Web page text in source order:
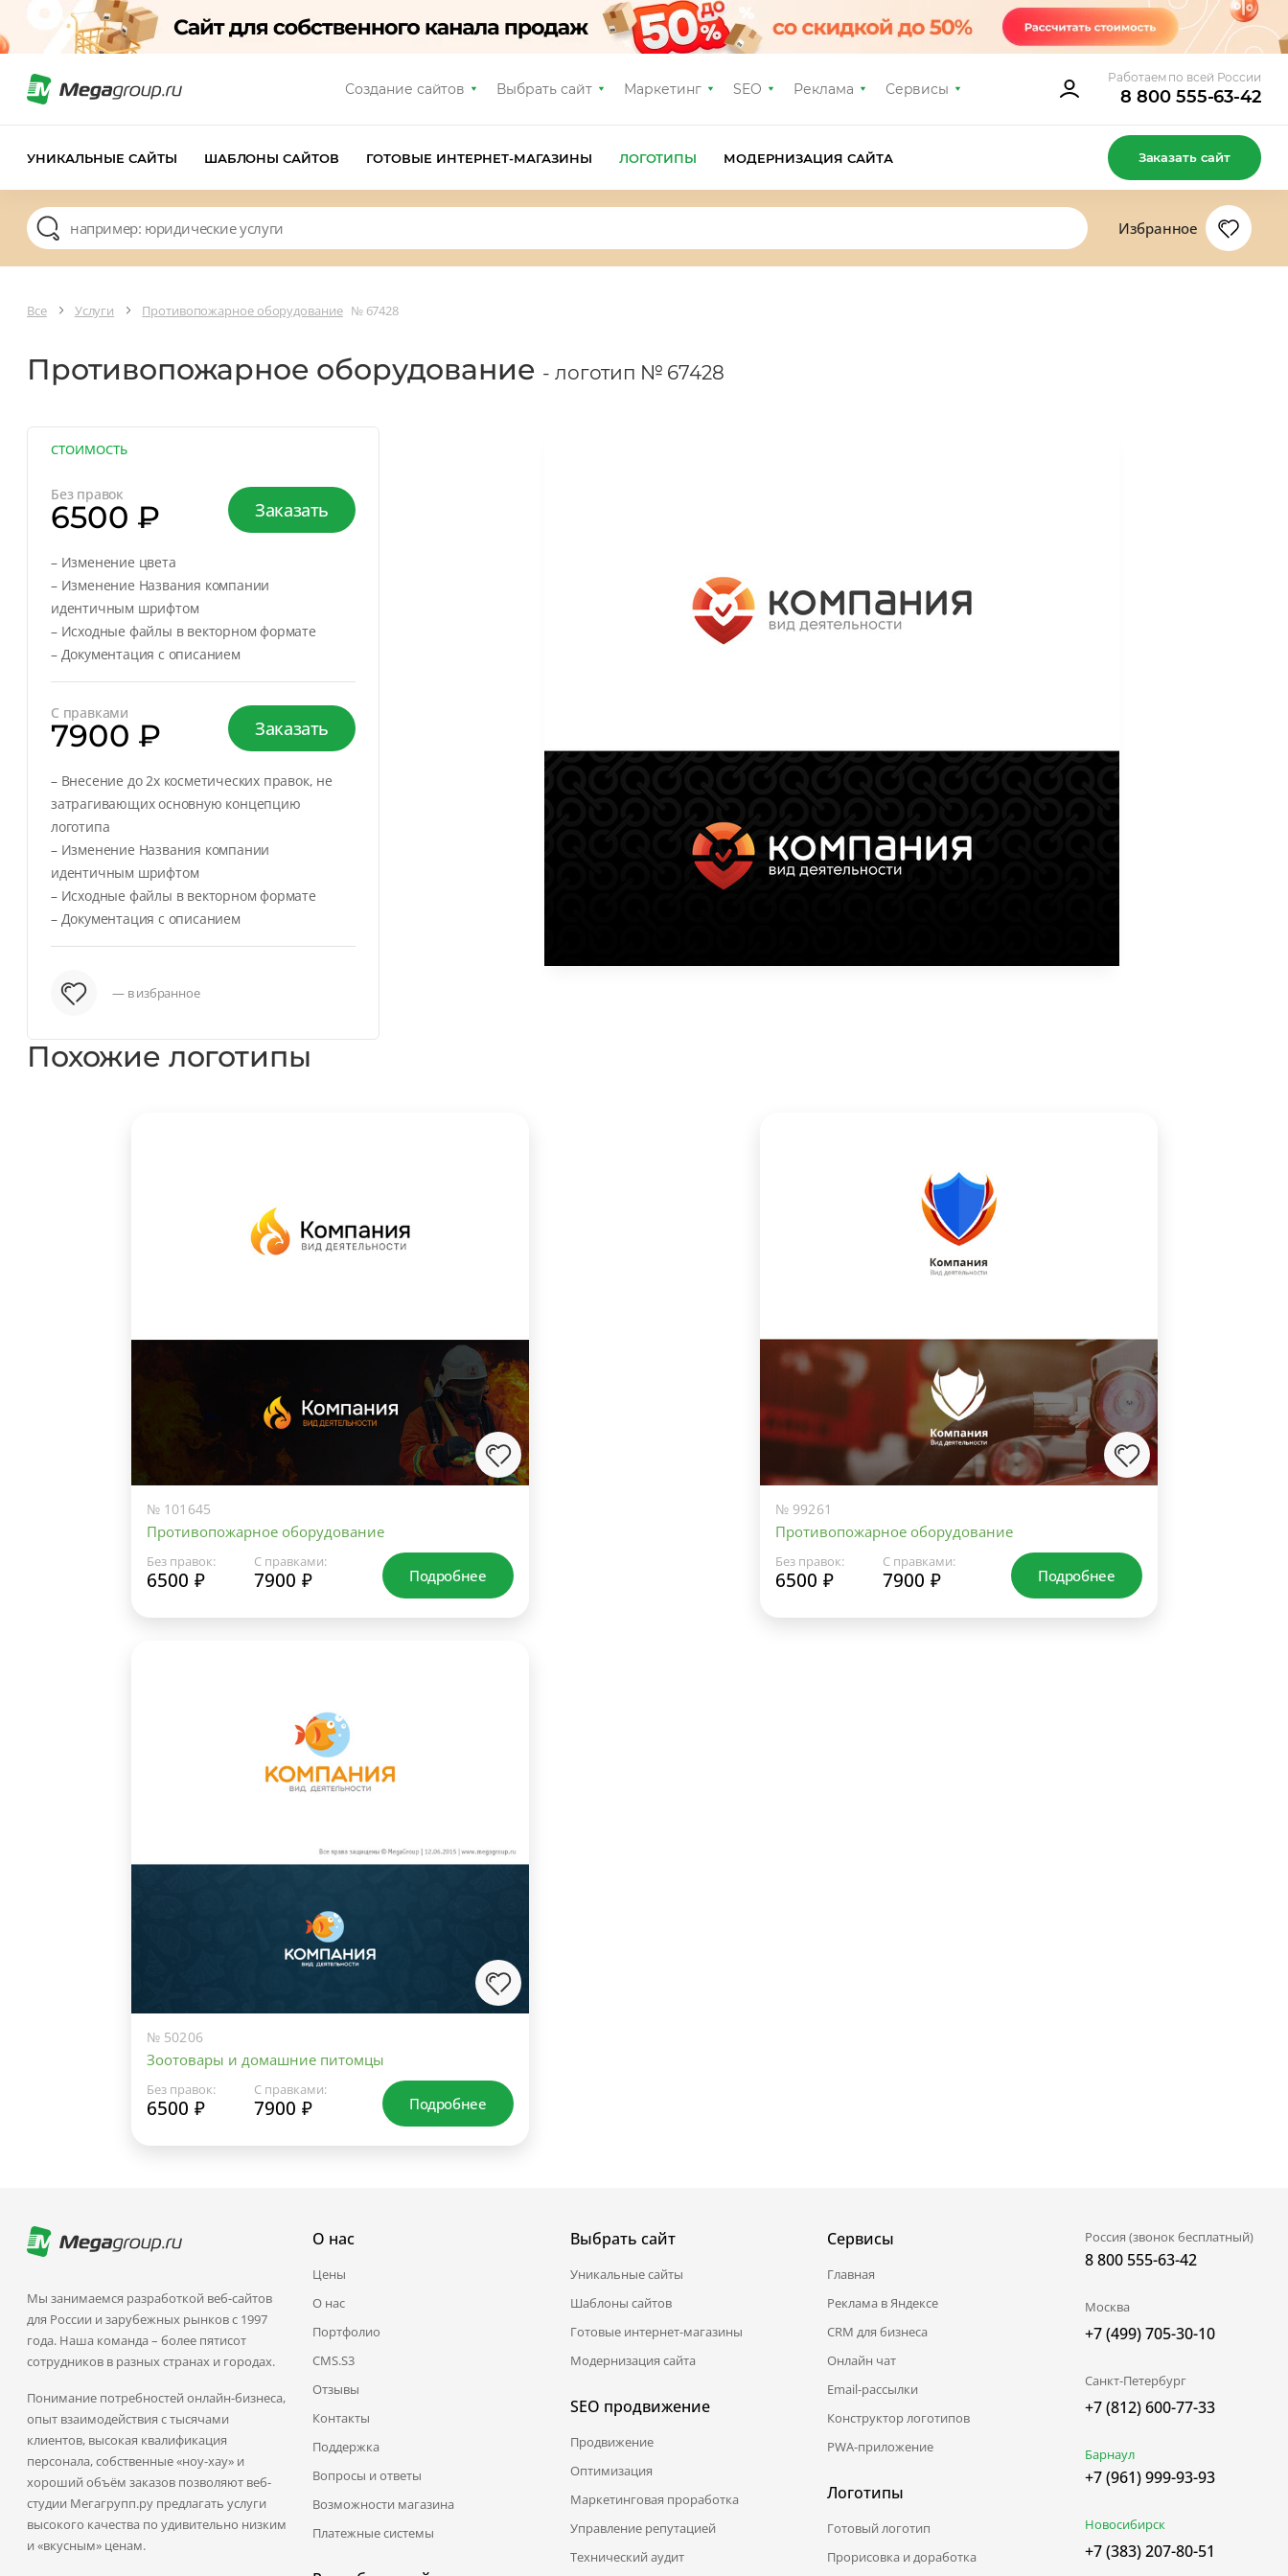
Создание сайтов Выбрать сайт Маркетинг SEO Реклама Сервисы
Работаем по всей России
8 800 555-63-42
УНИКАЛЬНЫЕ САЙТЫ ШАБЛОНЫ САЙТОВ ГОТОВЫЕ ИНТЕРНЕТ-МАГАЗИНЫ ЛОГОТИПЫ МОДЕРНИЗАЦИЯ САЙТА Заказать сайт
Избранное
Все Услуги Противопожарное оборудование № 67428
Противопожарное оборудование - логотип № 67428
СТОИМОСТЬ
Без правок
6500 ₽ Заказать
– Изменение цвета
– Изменение Названия компании
идентичным шрифтом
– Исходные файлы в векторном формате
– Документация с описанием
С правками
7900 ₽ Заказать
– Внесение до 2х косметических правок, не
затрагивающих основную концепцию
логотипа
– Изменение Названия компании
идентичным шрифтом
– Исходные файлы в векторном формате
– Документация с описанием
— в избранное
Похожие логотипы
№ 101645
Противопожарное оборудование
Без правок:
6500 ₽
С правками:
7900 ₽ Подробнее
№ 99261
Противопожарное оборудование
Без правок:
6500 ₽
С правками:
7900 ₽ Подробнее
№ 50206
Зоотовары и домашние питомцы
Без правок:
6500 ₽
С правками:
7900 ₽ Подробнее
Мы занимаемся разработкой веб-сайтов
для России и зарубежных рынков с 1997
года. Наша команда – более пятисот
сотрудников в разных странах и городах.
Понимание потребностей онлайн-бизнеса,
опыт взаимодействия с тысячами
клиентов, высокая квалификация
персонала, собственные «ноу-хау» и
хороший объём заказов позволяют веб-
студии Мегагрупп.ру предлагать услуги
высокого качества по удивительно низким
и «вкусным» ценам.
О нас
Цены
О нас
Портфолио
CMS.S3
Отзывы
Контакты
Поддержка
Вопросы и ответы
Возможности магазина
Платежные системы
Выбрать сайт
Уникальные сайты
Шаблоны сайтов
Готовые интернет-магазины
Модернизация сайта
SEO продвижение
Продвижение
Оптимизация
Маркетинговая проработка
Управление репутацией
Технический аудит
Сервисы
Главная
Реклама в Яндексе
CRM для бизнеса
Онлайн чат
Email-рассылки
Конструктор логотипов
PWA-приложение
Логотипы
Готовый логотип
Прорисовка и доработка
Россия (звонок бесплатный)
8 800 555-63-42
Москва
+7 (499) 705-30-10
Санкт-Петербург
+7 (812) 600-77-33
Барнаул
+7 (961) 999-93-93
Новосибирск
+7 (383) 207-80-51